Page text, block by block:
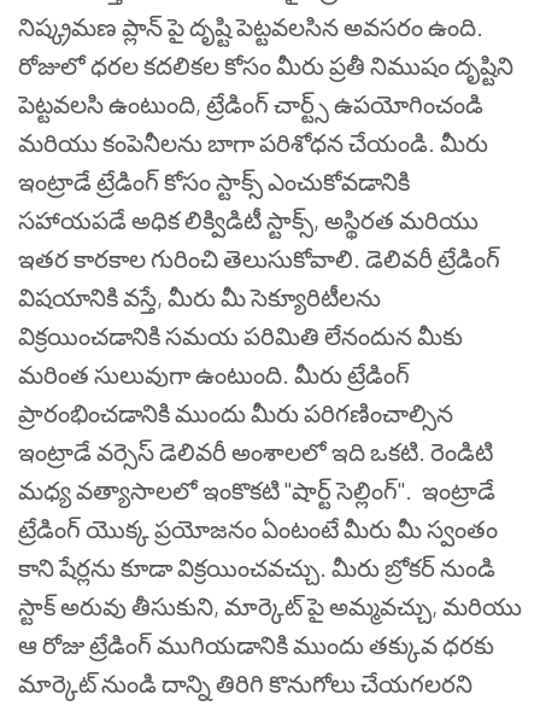
నిష్క్రమణ ప్లాన్ పై దృష్టి పెట్టవలసిన అవసరం ఉంది.
రోజులో ధరల కదలికల కోసం మీరు ప్రతీ నిముషం దృష్టిని
పెట్టవలసి ఉంటుంది, ట్రేడింగ్ చార్ట్స్ ఉపయోగించండి
మరియు కంపెనీలను బాగా పరిశోధన చేయండి. మీరు
ఇంట్రాడే ట్రేడింగ్ కోసం స్టాక్స్ ఎంచుకోవడానికి
సహాయపడే అధిక లిక్విడిటీ స్టాక్స్, అస్థిరత మరియు
ఇతర కారకాల గురించి తెలుసుకోవాలి. డెలివరీ ట్రేడింగ్
విషయానికి వస్తే, మీరు మీ సెక్యూరిటీలను
విక్రయించడానికి సమయ పరిమితి లేనందున మీకు
మరింత సులువుగా ఉంటుంది. మీరు ట్రేడింగ్
ప్రారంభించడానికి ముందు మీరు పరిగణించాల్సిన
ఇంట్రాడే వర్సెస్ డెలివరీ అంశాలలో ఇది ఒకటి. రెండిటి
మధ్య వత్యాసాలలో ఇంకొకటి "షార్ట్ సెల్లింగ్". ఇంట్రాడే
ట్రేడింగ్ యొక్క ప్రయోజనం ఏంటంటే మీరు మీ స్వంతం
కాని షేర్లను కూడా విక్రయించవచ్చు. మీరు బ్రోకర్ నుండి
స్టాక్ అరువు తీసుకుని, మార్కెట్ పై అమ్మవచ్చు, మరియు
ఆ రోజు ట్రేడింగ్ ముగియడానికి ముందు తక్కువ ధరకు
మార్కెట్ నుండి దాన్ని తిరిగి కొనుగోలు చేయగలరని